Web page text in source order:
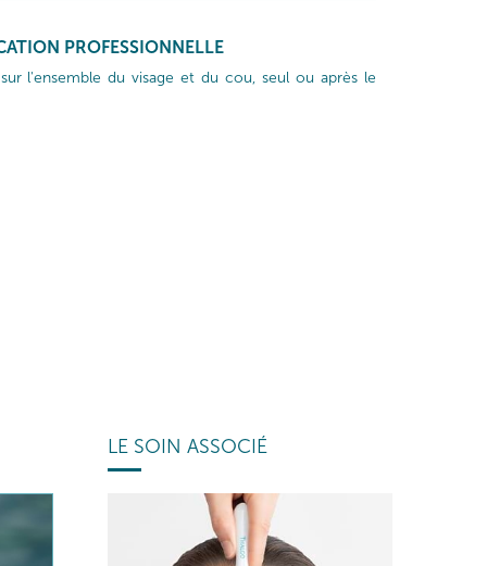
PROFESSIONNELLE
l'ensemble du visage et du cou, seul ou après le
LE SOIN ASSOCIÉ